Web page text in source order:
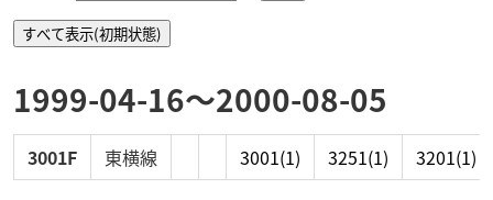
1999-04-16〜2000-08-05
3001F 東横線 3001(1) 3251(1) 3201(1)